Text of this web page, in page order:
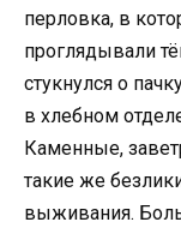
перловка, в
проглядывали
стукнулся о
в хлебном
Каменные,
такие же
выживания.